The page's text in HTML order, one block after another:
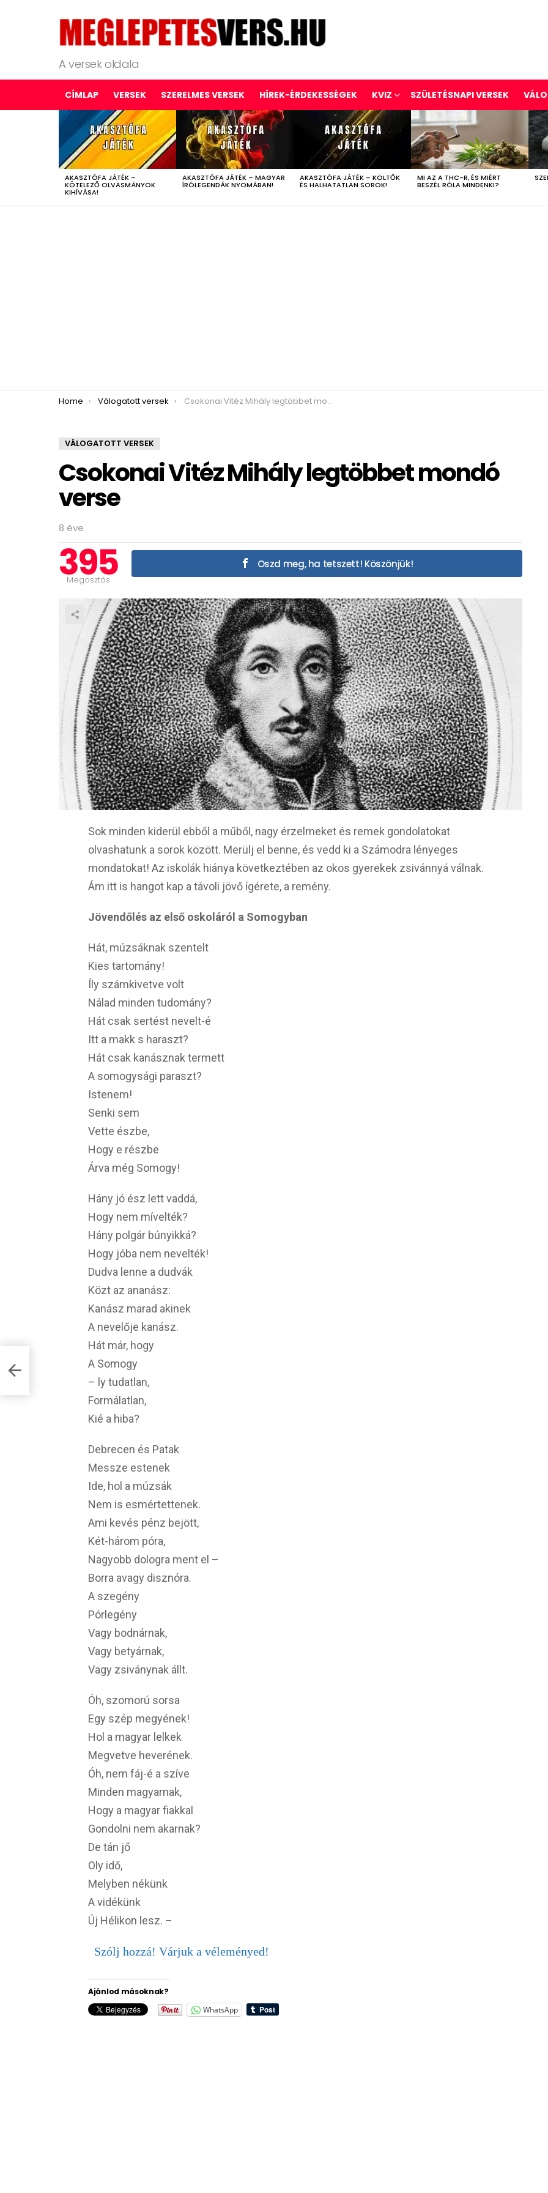
A versek oldala
CÍMLAP VERSEK SZERELMES VERSEK HÍREK-ÉRDEKESSÉGEK KVIZ SZÜLETÉSNAPI VERSEK
LATEST
STORIES
AKASZTÓFA JÁTÉK –
KÖTELEZŐ OLVASMÁNYOK
KIHÍVÁSA!
AKASZTÓFA JÁTÉK – MAGYAR
ÍRÓLEGENDÁK NYOMÁBAN!
AKASZTÓFA JÁTÉK – KÖLTŐK
ÉS HALHATATLAN SOROK!
MI AZ A THC-R, ÉS MIÉRT
BESZÉL RÓLA MINDENKI?
You are here:
Home Válogatott versek Csokonai Vitéz Mihály legtöbbet mondó verse
VÁLOGATOTT VERSEK
Csokonai Vitéz Mihály legtöbbet mondó
verse
8 éve
395
Megosztás
Oszd meg, ha tetszett! Köszönjük!
Sok minden kiderül ebből a műből, nagy érzelmeket és remek gondolatokat
olvashatunk a sorok között. Merülj el benne, és vedd ki a Számodra lényeges
mondatokat! Az iskolák hiánya következtében az okos gyerekek zsivánnyá válnak.
Ám itt is hangot kap a távoli jövő ígérete, a remény.
Jövendőlés az első oskoláról a Somogyban
Hát, múzsáknak szentelt
Kies tartomány!
Íly számkivetve volt
Nálad minden tudomány?
Hát csak sertést nevelt-é
Itt a makk s haraszt?
Hát csak kanásznak termett
A somogysági paraszt?
Istenem!
Senki sem
Vette észbe,
Hogy e részbe
Árva még Somogy!
Hány jó ész lett vaddá,
Hogy nem mívelték?
Hány polgár búnyikká?
Hogy jóba nem nevelték!
Dudva lenne a dudvák
Közt az ananász:
Kanász marad akinek
A nevelője kanász.
Hát már, hogy
A Somogy
– ly tudatlan,
Formálatlan,
Kié a hiba?
Debrecen és Patak
Messze estenek
Ide, hol a múzsák
Nem is esmértettenek.
Ami kevés pénz bejött,
Két-három póra,
Nagyobb dologra ment el –
Borra avagy disznóra.
A szegény
Pórlegény
Vagy bodnárnak,
Vagy betyárnak,
Vagy zsiványnak állt.
Óh, szomorú sorsa
Egy szép megyének!
Hol a magyar lelkek
Megvetve heverének.
Óh, nem fáj-é a szíve
Minden magyarnak,
Hogy a magyar fiakkal
Gondolni nem akarnak?
De tán jő
Oly idő,
Melyben nékünk
A vidékünk
Új Hélikon lesz. –
Szólj hozzá! Várjuk a véleményed!
Ajánlod másoknak?
WhatsApp